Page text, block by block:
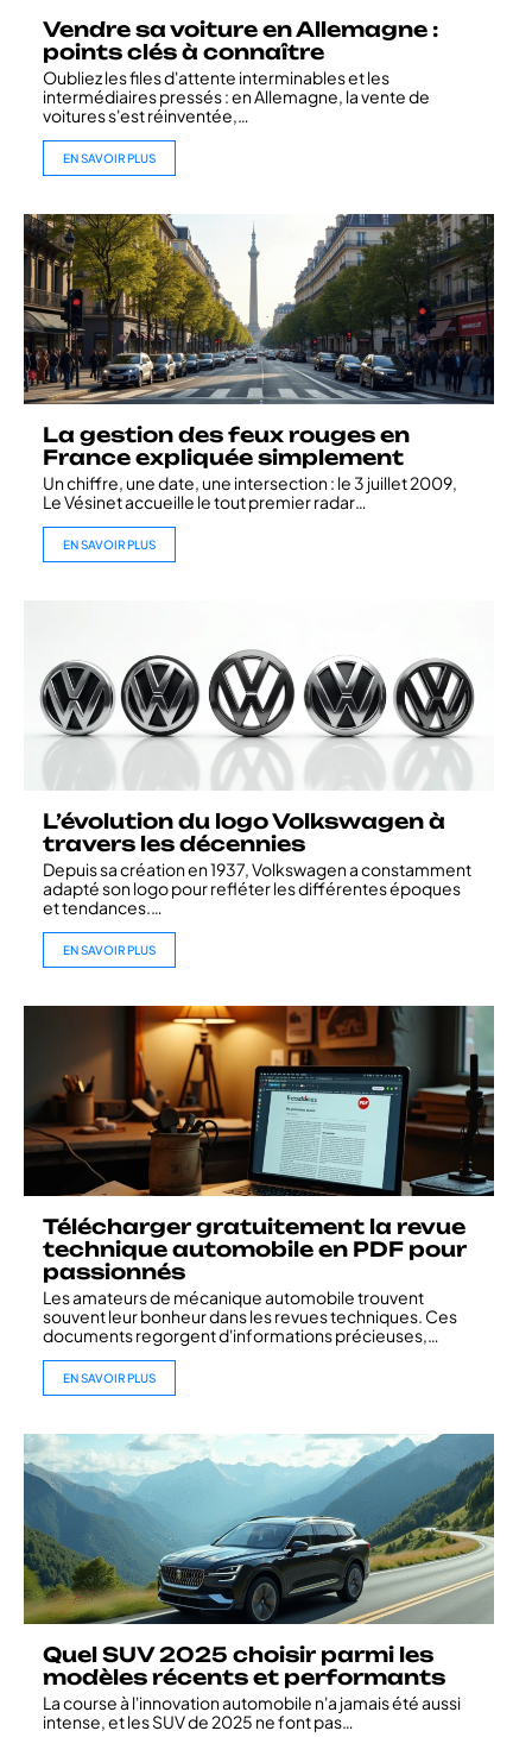
Vendre sa voiture en Allemagne :
points clés à connaître
Oubliez les files d'attente interminables et les
intermédiaires pressés : en Allemagne, la vente de
voitures s'est réinventée,
EN SAVOIR PLUS
La gestion des feux rouges en
France expliquée simplement
Un chiffre, une date, une intersection : le 3 juillet 2009,
Le Vésinet accueille le tout premier radar
EN SAVOIR PLUS
L’évolution du logo Volkswagen à
travers les décennies
Depuis sa création en 1937, Volkswagen a constamment
adapté son logo pour refléter les différentes époques
et tendances.
EN SAVOIR PLUS
Télécharger gratuitement la revue
technique automobile en PDF pour
passionnés
Les amateurs de mécanique automobile trouvent
souvent leur bonheur dans les revues techniques. Ces
documents regorgent d'informations précieuses,
EN SAVOIR PLUS
Quel SUV 2025 choisir parmi les
modèles récents et performants
La course à l'innovation automobile n'a jamais été aussi
intense, et les SUV de 2025 ne font pas